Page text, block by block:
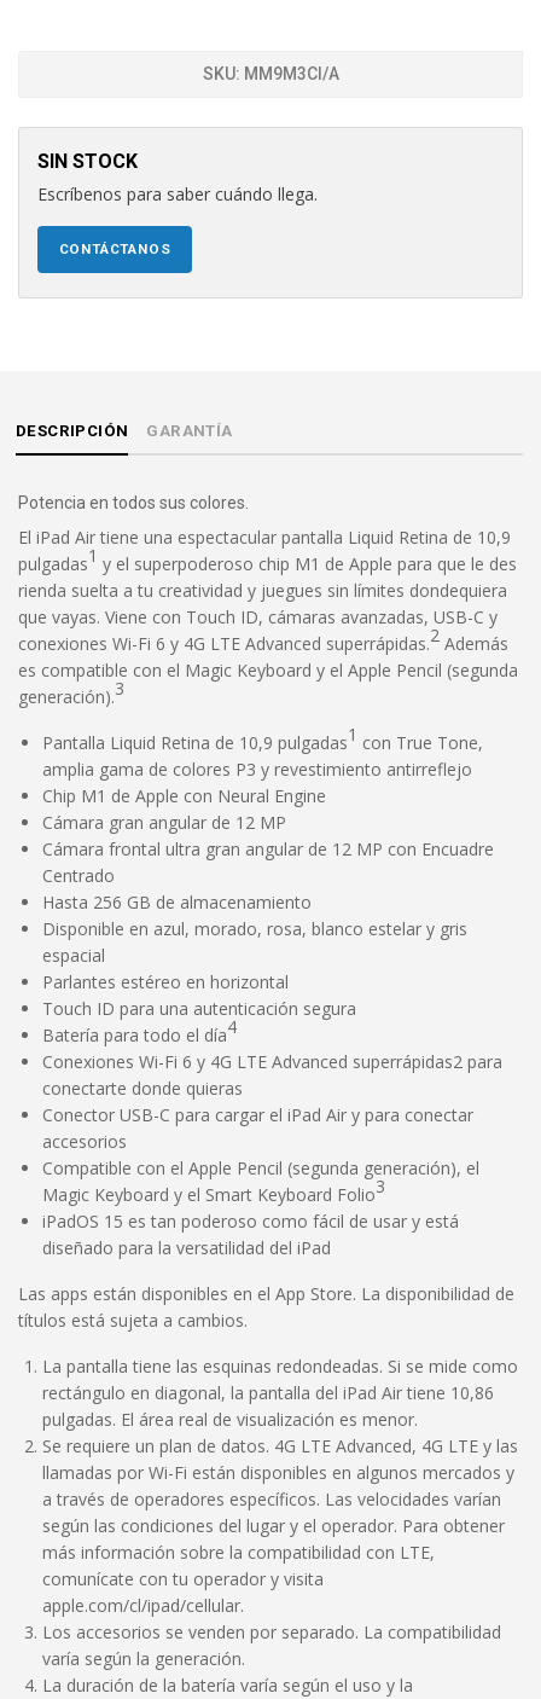
SKU: MM9M3CI/A
SIN STOCK
Escríbenos para saber cuándo llega.
CONTÁCTANOS
DESCRIPCIÓN GARANTÍA
Potencia en todos sus colores.
El iPad Air tiene una espectacular pantalla Liquid Retina de 10,9
pulgadas1 y el superpoderoso chip M1 de Apple para que le des
rienda suelta a tu creatividad y juegues sin límites dondequiera
que vayas. Viene con Touch ID, cámaras avanzadas, USB-C y
conexiones Wi-Fi 6 y 4G LTE Advanced superrápidas.2 Además
es compatible con el Magic Keyboard y el Apple Pencil (segunda
generación).3
Pantalla Liquid Retina de 10,9 pulgadas1 con True Tone,
amplia gama de colores P3 y revestimiento antirreflejo
Chip M1 de Apple con Neural Engine
Cámara gran angular de 12 MP
Cámara frontal ultra gran angular de 12 MP con Encuadre
Centrado
Hasta 256 GB de almacenamiento
Disponible en azul, morado, rosa, blanco estelar y gris
espacial
Parlantes estéreo en horizontal
Touch ID para una autenticación segura
Batería para todo el día4
Conexiones Wi-Fi 6 y 4G LTE Advanced superrápidas2 para
conectarte donde quieras
Conector USB-C para cargar el iPad Air y para conectar
accesorios
Compatible con el Apple Pencil (segunda generación), el
Magic Keyboard y el Smart Keyboard Folio3
iPadOS 15 es tan poderoso como fácil de usar y está
diseñado para la versatilidad del iPad
Las apps están disponibles en el App Store. La disponibilidad de
títulos está sujeta a cambios.
La pantalla tiene las esquinas redondeadas. Si se mide como
rectángulo en diagonal, la pantalla del iPad Air tiene 10,86
pulgadas. El área real de visualización es menor.
Se requiere un plan de datos. 4G LTE Advanced, 4G LTE y las
llamadas por Wi-Fi están disponibles en algunos mercados y
a través de operadores específicos. Las velocidades varían
según las condiciones del lugar y el operador. Para obtener
más información sobre la compatibilidad con LTE,
comunícate con tu operador y visita
apple.com/cl/ipad/cellular.
Los accesorios se venden por separado. La compatibilidad
varía según la generación.
La duración de la batería varía según el uso y la